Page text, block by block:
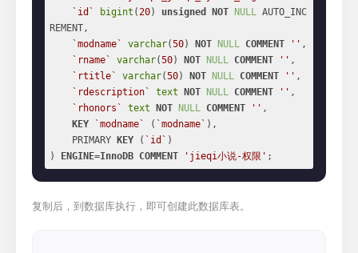
`id`
bigint (20) unsigned NOT NULL AUTO_INC
REMENT,
`modname`
varchar(50) NOT NULL COMMENT '' ,
`rname`
varchar(50) NOT NULL COMMENT '' ,
`rtitle`
varchar(50) NOT NULL COMMENT '' ,
`rdescription`
text NOT NULL COMMENT '' ,
`rhonors`
text NOT NULL COMMENT '' ,
KEY
`modname` ( `modname` ),
    PRIMARY
KEY ( `id` )
)
ENGINE=InnoDB COMMENT 'jieqi小说-权限' ;
复制后，到数据库执行，即可创建此数据库表。